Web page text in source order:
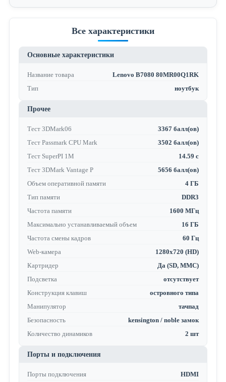
Все характеристики
Основные характеристики
Название товара
Lenovo B7080 80MR00Q1RK
Тип
ноутбук
Прочее
Тест 3DMark06
3367 балл(ов)
Тест Passmark CPU Mark
3502 балл(ов)
Тест SuperPI 1M
14.59 с
Тест 3DMark Vantage P
5656 балл(ов)
Объем оперативной памяти
4 ГБ
Тип памяти
DDR3
Частота памяти
1600 МГц
Максимально устанавливаемый объем
16 ГБ
Частота смены кадров
60 Гц
Web-камера
1280x720 (HD)
Картридер
Да (SD, MMC)
Подсветка
отсутствует
Конструкция клавиш
островного типа
Манипулятор
тачпад
Безопасность
kensington / noble замок
Количество динамиков
2 шт
Порты и подключения
Порты подключения
HDMI